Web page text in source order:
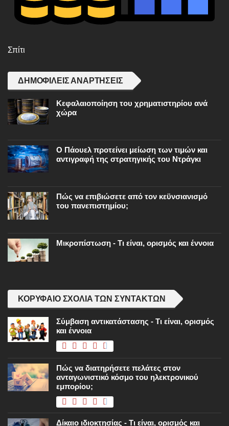
Σπίτι
ΔΗΜΟΦΙΛΕΊΣ ΑΝΑΡΤΉΣΕΙΣ
Κεφαλαιοποίηση του χρηματιστηρίου ανά
χώρα
Ο Πάουελ προτείνει μείωση των τιμών και
αντιγραφή της στρατηγικής του Ντράγκι
Πώς να επιβιώσετε από τον κεϋνσιανισμό
του πανεπιστημίου;
Μικροπίστωση - Τι είναι, ορισμός και έννοια
ΚΟΡΥΦΑΊΟ ΣΧΌΛΙΑ ΤΩΝ ΣΥΝΤΑΚΤΏΝ
Σύμβαση αντικατάστασης - Τι είναι, ορισμός
και έννοια
Πώς να διατηρήσετε πελάτες στον
ανταγωνιστικό κόσμο του ηλεκτρονικού
εμπορίου;
Δίκαιο ιδιοκτησίας - Τι είναι, ορισμός και